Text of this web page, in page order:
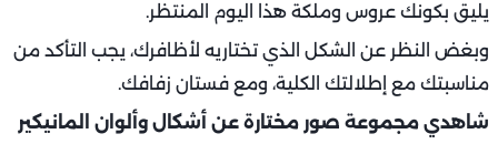
يليق بكونك عروس وملكة هذا اليوم المنتظر.
وبغض النظر عن الشكل الذي تختاريه لأظافرك، يجب التأكد من
مناسبتك مع إطلالتك الكلية، ومع فستان زفافك.
شاهدي مجموعة صور مختارة عن أشكال وألوان المانيكير